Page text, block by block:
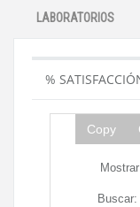
LABORATORIOS
%
Copy
Mostrar
Buscar: